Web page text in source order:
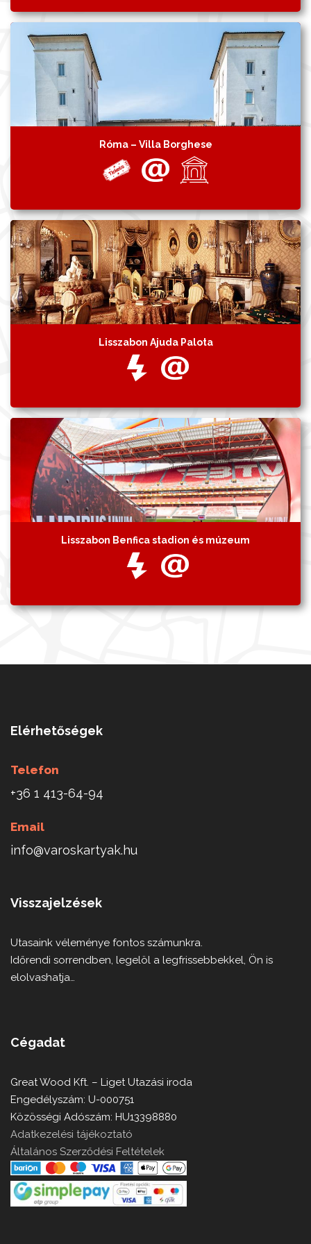
Róma – Villa Borghese
Lisszabon Ajuda Palota
Lisszabon Benfica stadion és múzeum
Elérhetőségek
Telefon
+36 1 413-64-94
Email
info@varoskartyak.hu
Visszajelzések
Utasaink véleménye fontos számunkra.
Időrendi sorrendben, legelöl a legfrissebbekkel, Ön is
elolvashatja…
Cégadat
Great Wood Kft. – Liget Utazási iroda
Engedélyszám: U-000751
Közösségi Adószám: HU13398880
Adatkezelési tájékoztató
Általános Szerződési Feltételek